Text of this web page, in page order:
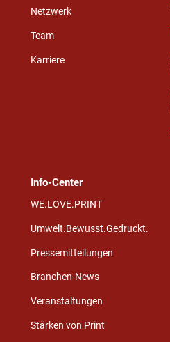
Netzwerk
Team
Karriere
Info-Center
WE.LOVE.PRINT
Umwelt.Bewusst.Gedruckt.
Pressemitteilungen
Branchen-News
Veranstaltungen
Stärken von Print